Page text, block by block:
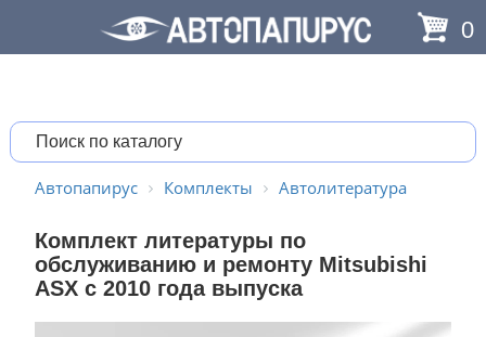
0
Автопапирус Комплекты Автолитература
Комплект литературы по
обслуживанию и ремонту Mitsubishi
ASX с 2010 года выпуска